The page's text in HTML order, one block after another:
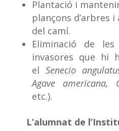
Plantació i
plançons d’arbres
del camí.
Eliminació de les
invasores que hi
el Senecio
Agave americana,
etc.).
L’alumnat de